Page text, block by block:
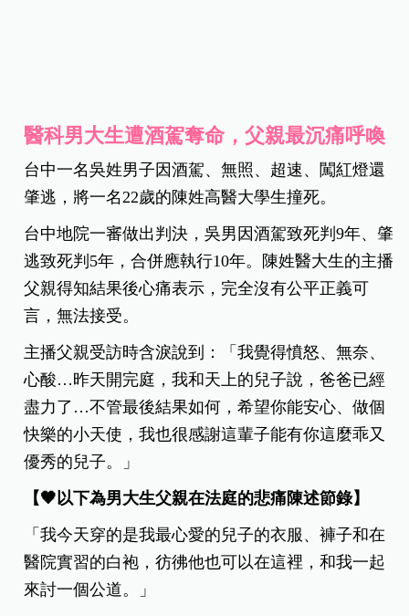
醫科男大生遭酒駕奪命，父親最沉痛呼喚
台中一名吳姓男子因酒駕、無照、超速、闖紅燈還
肇逃，將一名22歲的陳姓高醫大學生撞死。
台中地院一審做出判決，吳男因酒駕致死判9年、肇
逃致死判5年，合併應執行10年。陳姓醫大生的主播
父親得知結果後心痛表示，完全沒有公平正義可
言，無法接受。
主播父親受訪時含淚說到：「我覺得憤怒、無奈、
心酸…昨天開完庭，我和天上的兒子說，爸爸已經
盡力了…不管最後結果如何，希望你能安心、做個
快樂的小天使，我也很感謝這輩子能有你這麼乖又
優秀的兒子。」
【🖤以下為男大生父親在法庭的悲痛陳述節錄】
「我今天穿的是我最心愛的兒子的衣服、褲子和在
醫院實習的白袍，彷彿他也可以在這裡，和我一起
來討一個公道。」